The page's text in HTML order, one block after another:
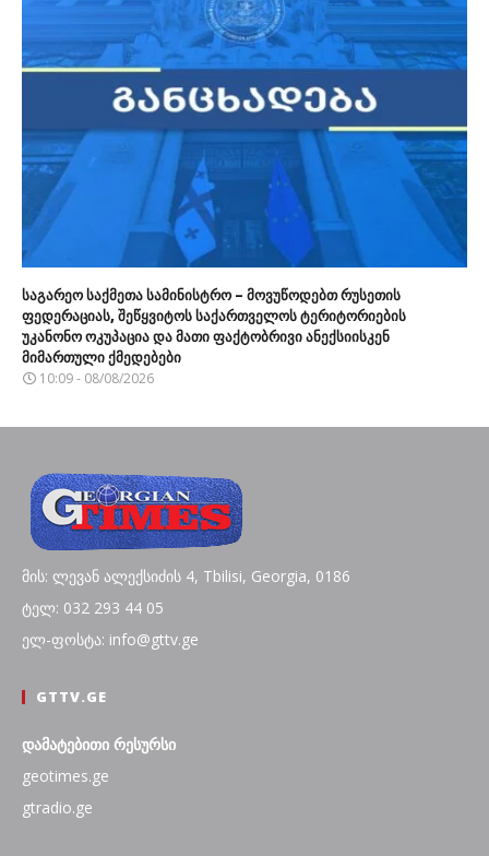
საგარეო საქმეთა სამინისტრო – მოვუწოდებთ რუსეთის
ფედერაციას, შეწყვიტოს საქართველოს ტერიტორიების
უკანონო ოკუპაცია და მათი ფაქტობრივი ანექსიისკენ
მიმართული ქმედებები
10:09 - 08/08/2026
მის: ლევან ალექსიძის 4, Tbilisi, Georgia, 0186
ტელ: 032 293 44 05
ელ-ფოსტა: info@gttv.ge
GTTV.GE
დამატებითი რესურსი
geotimes.ge
gtradio.ge